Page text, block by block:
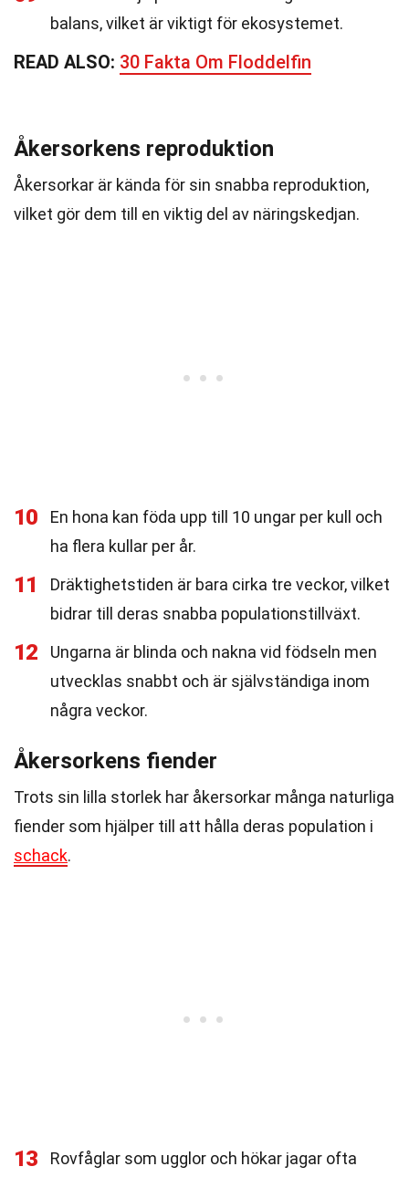
balans, vilket är viktigt för ekosystemet.
READ ALSO: 30 Fakta Om Floddelfin
Åkersorkens reproduktion
Åkersorkar är kända för sin snabba reproduktion,
vilket gör dem till en viktig del av näringskedjan.
10
En hona kan föda upp till 10 ungar per kull och
ha flera kullar per år.
11
Dräktighetstiden är bara cirka tre veckor, vilket
bidrar till deras snabba populationstillväxt.
12
Ungarna är blinda och nakna vid födseln men
utvecklas snabbt och är självständiga inom
några veckor.
Åkersorkens fiender
Trots sin lilla storlek har åkersorkar många naturliga
fiender som hjälper till att hålla deras population i
schack.
13
Rovfåglar som ugglor och hökar jagar ofta